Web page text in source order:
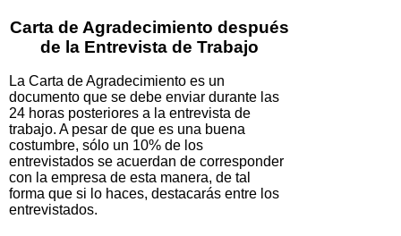
Carta de Agradecimiento después
de la Entrevista de Trabajo
La Carta de Agradecimiento es un
documento que se debe enviar durante las
24 horas posteriores a la entrevista de
trabajo. A pesar de que es una buena
costumbre, sólo un 10% de los
entrevistados se acuerdan de corresponder
con la empresa de esta manera, de tal
forma que si lo haces, destacarás entre los
entrevistados.